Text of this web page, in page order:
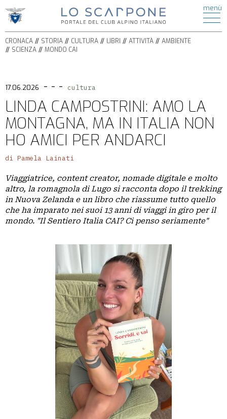
menù
HOME
CRONACA
STORIA
AMBIENTE
SCIENZA
ITINERARI
PODCAST
VIDEO
ATTIVITÀ
ESCURSIONISMO
ALPINISMO
ARRAMPICATA
SPELEOLOGIA
ALPINISMO
CIASPOLE
CASCATE
TORRENTISMO
IL
MONDO
CAI
SEZIONI
STRUTTURE
BIBLIOTECA
CRONACA STORIA CULTURA LIBRI ATTIVITÀ
AMBIENTE
SCIENZA
MONDO CAI
17.06.2026 - - - cultura
LINDA CAMPOSTRINI: AMO LA
MONTAGNA, MA IN ITALIA NON
HO AMICI PER ANDARCI
di Pamela Lainati
Viaggiatrice, content creator, nomade digitale e molto
altro, la romagnola di Lugo si racconta dopo il trekking
in Nuova Zelanda e un libro che riassume tutto quello
che ha imparato nei suoi 13 anni di viaggi in giro per il
mondo. "Il Sentiero Italia CAI? Ci penso seriamente"